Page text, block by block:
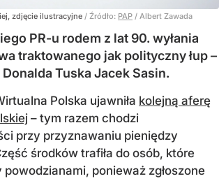
zdjęcie ilustracyjne / Źródło: PAP / Albert Zawada
PR-u rodem z lat 90. wyłania
traktowanego jak polityczny łup –
Tuska Jacek Sasin.
Polska ujawniła kolejną aferę
– tym razem chodzi
przy przyznawaniu pieniędzy
środków trafiła do osób, które
powodzianami, ponieważ zgłoszone